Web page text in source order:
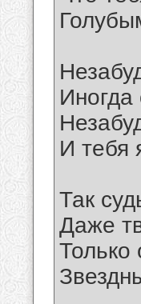
Иногда
И тебя
Так
Даже
Только